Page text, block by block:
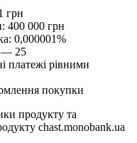
грн
400 000 грн
0,000001%
— 25
платежі рівними
покупки
продукту та
chast.monobank.ua